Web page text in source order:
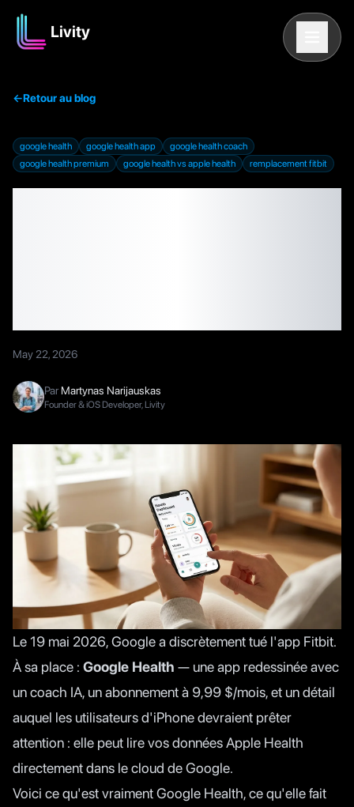
Livity
←Retour au blog
google health google health app
google health coach
google health premium
google health vs apple health remplacement fitbit
May 22, 2026
Par Martynas Narijauskas
Founder & iOS Developer, Livity
Le 19 mai 2026, Google a discrètement tué l'app Fitbit.
À sa place : Google Health — une app redessinée avec
un coach IA, un abonnement à 9,99 $/mois, et un détail
auquel les utilisateurs d'iPhone devraient prêter
attention : elle peut lire vos données Apple Health
directement dans le cloud de Google.
Voici ce qu'est vraiment Google Health, ce qu'elle fait